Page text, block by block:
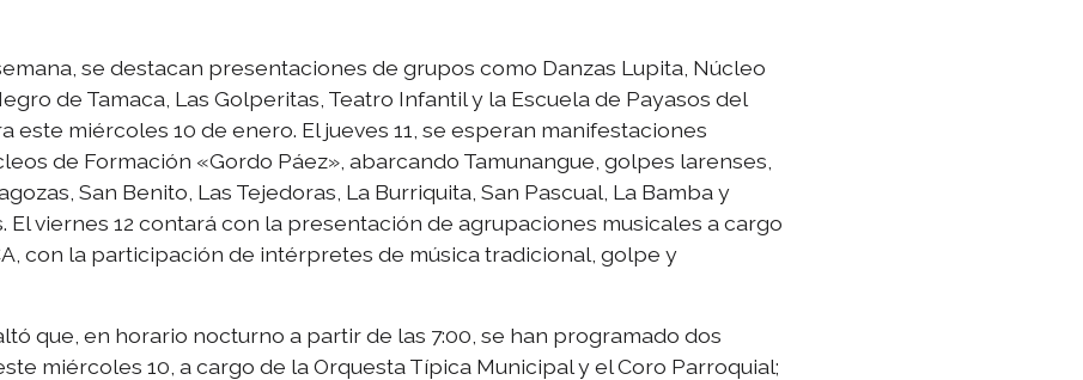
se destacan presentaciones de grupos como Danzas Lupita, Núcleo
de Tamaca, Las Golperitas, Teatro Infantil y la Escuela de Payasos del
este miércoles 10 de enero. El jueves 11, se esperan manifestaciones
de Formación «Gordo Páez», abarcando Tamunangue, golpes larenses,
San Benito, Las Tejedoras, La Burriquita, San Pascual, La Bamba y
El viernes 12 contará con la presentación de agrupaciones musicales a cargo
con la participación de intérpretes de música tradicional, golpe y
que, en horario nocturno a partir de las 7:00, se han programado dos
miércoles 10, a cargo de la Orquesta Típica Municipal y el Coro Parroquial;